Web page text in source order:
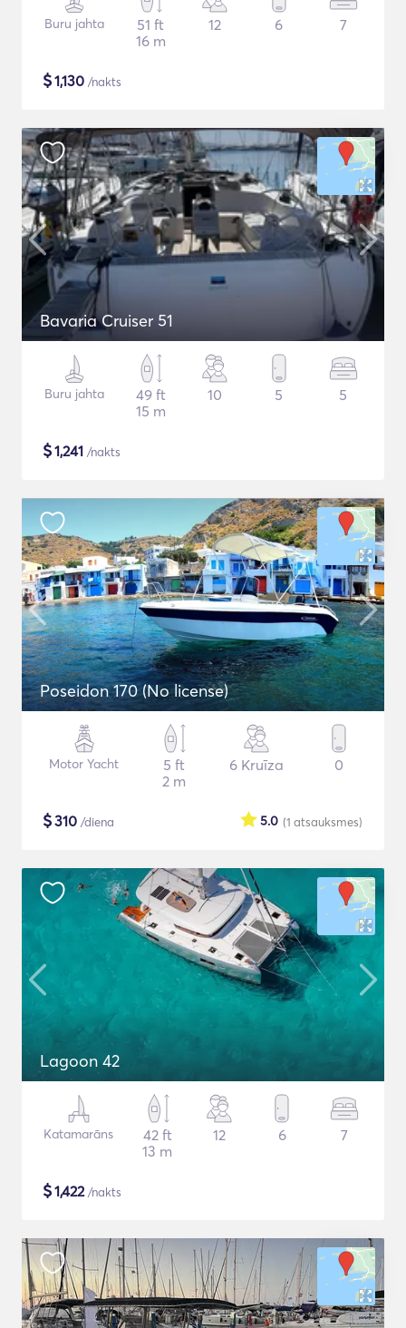
Buru jahta
51 ft
16 m
12 6 7
$1,130 /nakts
Bavaria Cruiser 51
Buru jahta
49 ft
15 m
10 5 5
$1,241 /nakts
Poseidon 170 (No license)
Motor Yacht
5 ft
2 m
6 Kruīza 0
$310 /diena (1 atsauksmes)
5.0
Lagoon 42
Katamarāns
42 ft
13 m
12 6 7
$1,422/nakts